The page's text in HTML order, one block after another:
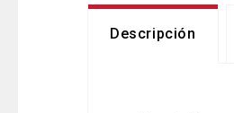
Descripción